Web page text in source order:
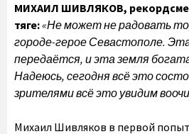
МИХАИЛ ШИВЛЯКОВ,
тяге:«Не может не радовать
городе-герое Севастополе.
передаётся, и эта земля
Надеюсь, сегодня всё это
зрителями всё это увидим
Михаил Шивляков в первой